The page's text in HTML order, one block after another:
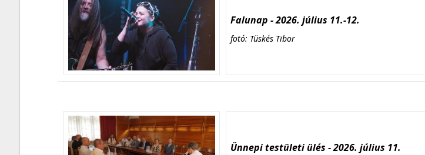
Falunap - 2026. július 11.-12.
fotó: Tüskés Tibor
Ünnepi testületi ülés - 2026. július 11.